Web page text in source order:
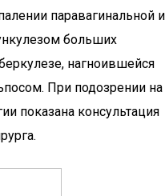
паравагинальной и
больших
нагноившейся
При подозрении на
показана консультация